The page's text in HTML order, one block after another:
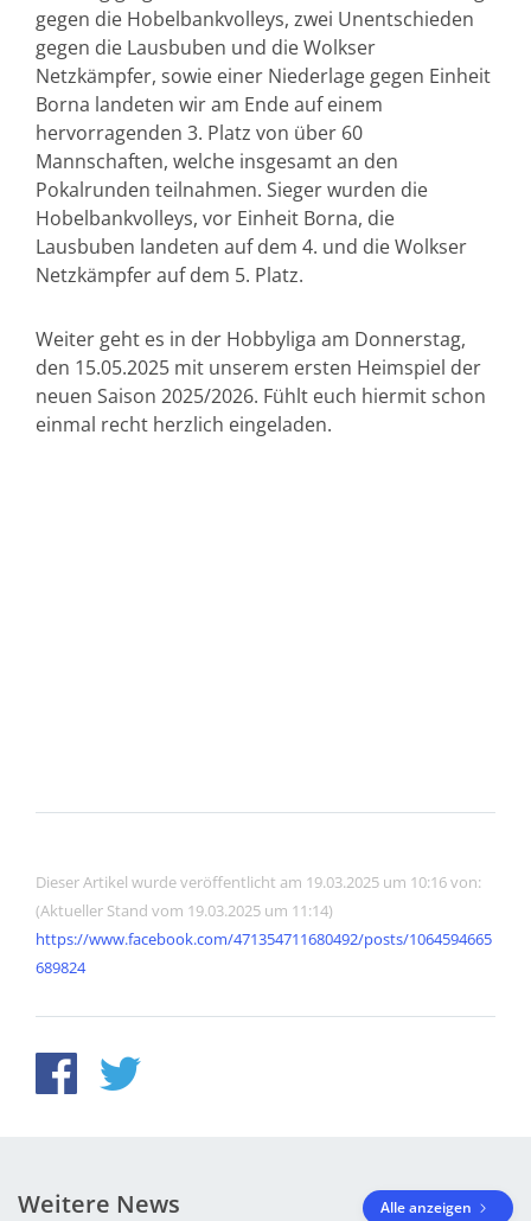
gegen die Hobelbankvolleys, zwei Unentschieden
gegen die Lausbuben und die Wolkser
Netzkämpfer, sowie einer Niederlage gegen Einheit
Borna landeten wir am Ende auf einem
hervorragenden 3. Platz von über 60
Mannschaften, welche insgesamt an den
Pokalrunden teilnahmen. Sieger wurden die
Hobelbankvolleys, vor Einheit Borna, die
Lausbuben landeten auf dem 4. und die Wolkser
Netzkämpfer auf dem 5. Platz.
Weiter geht es in der Hobbyliga am Donnerstag,
den 15.05.2025 mit unserem ersten Heimspiel der
neuen Saison 2025/2026. Fühlt euch hiermit schon
einmal recht herzlich eingeladen.
Dieser Artikel wurde veröffentlicht am 19.03.2025 um 10:16 von:
(Aktueller Stand vom 19.03.2025 um 11:14)
https://www.facebook.com/471354711680492/posts/1064594665
689824
Weitere News Alle anzeigen